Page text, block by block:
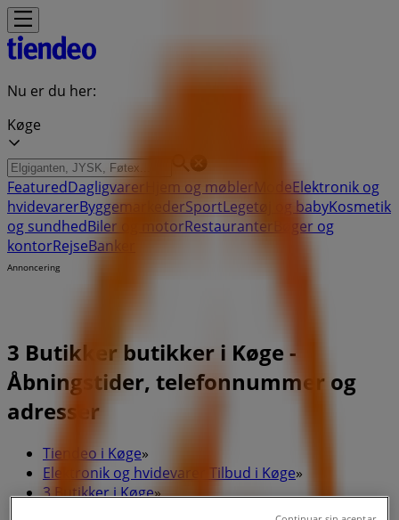
Nu er du her:
Køge
FeaturedDagligvarer Hjem og møblerModeElektronik og
hvidevarerByggemarkederSportLegetøj og babyKosmetik
og sundhedBiler og motorRestauranter
Bøger og
kontorRejseBanker
Annoncering
3 Butikker butikker i Køge -
Åbningstider, telefonnummer og
adresser
Tiendeo i Køge»
Elektronik og hvidevarer Tilbud i Køge»
3 Butikker i Køge»